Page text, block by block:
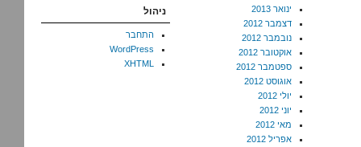
ינואר 2013
דצמבר 2012
נובמבר 2012
אוקטובר 2012
ספטמבר 2012
אוגוסט 2012
יולי 2012
יוני 2012
מאי 2012
אפריל 2012
ניהול
התחבר
WordPress
XHTML